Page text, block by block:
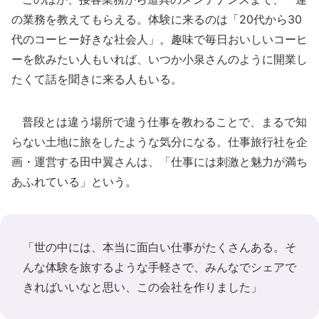
の業務を教えてもらえる。体験に来るのは「20代から30
代のコーヒー好きな社会人」。趣味で毎日おいしいコーヒ
ーを飲みたい人もいれば、いつか小泉さんのように開業し
たくて話を聞きに来る人もいる。
普段とは違う場所で違う仕事を教わることで、まるで知
らない土地に旅をしたような気分になる。仕事旅行社を企
画・運営する田中翼さんは、「仕事には刺激と魅力が満ち
あふれている」という。
「世の中には、本当に面白い仕事がたくさんある。そ
んな体験を旅するような手軽さで、みんなでシェアで
きればいいなと思い、この会社を作りました」